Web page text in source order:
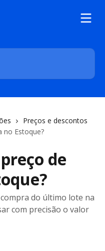
Preços e descontos
no Estoque?
de
do último lote na
com precisão o valor